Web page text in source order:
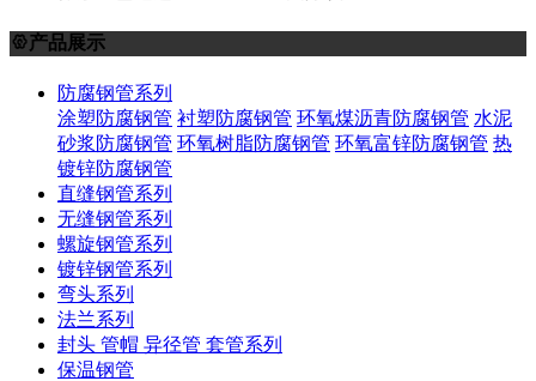
产品展示
防腐钢管系列
涂塑防腐钢管 衬塑防腐钢管 环氧煤沥青防腐钢管 水泥
砂浆防腐钢管 环氧树脂防腐钢管 环氧富锌防腐钢管 热
镀锌防腐钢管
直缝钢管系列
无缝钢管系列
螺旋钢管系列
镀锌钢管系列
弯头系列
法兰系列
封头 管帽 异径管 套管系列
保温钢管